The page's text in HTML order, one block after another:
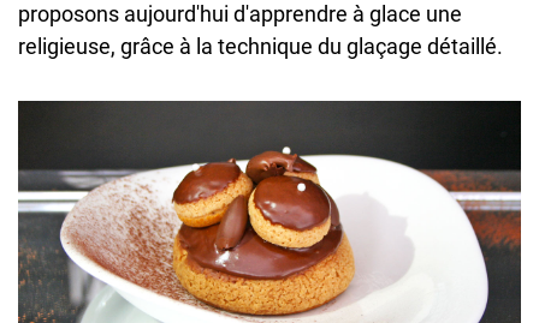
proposons aujourd'hui d'apprendre à glace une
religieuse, grâce à la technique du glaçage détaillé.